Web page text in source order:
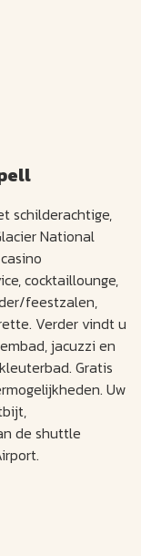
schilderachtige,
National
cocktaillounge,
feestzalen,
Verder vindt u
jacuzzi en
Gratis
Uw
de shuttle